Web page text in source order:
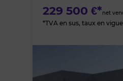
229 500 €*net
*TVA en sus, taux en